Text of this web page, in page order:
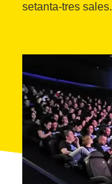
setanta-tres sales.